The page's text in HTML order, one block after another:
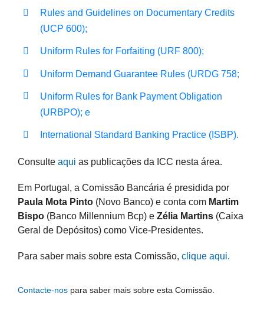
Rules and Guidelines on Documentary Credits
(UCP 600);
Uniform Rules for Forfaiting (URF 800);
Uniform Demand Guarantee Rules (URDG 758;
Uniform Rules for Bank Payment Obligation
(URBPO); e
International Standard Banking Practice (ISBP).
Consulte aqui as publicações da ICC nesta área.
Em Portugal, a Comissão Bancária é presidida por
Paula Mota Pinto (Novo Banco) e conta com Martim
Bispo (Banco Millennium Bcp) e Zélia Martins(Caixa
Geral de Depósitos) como Vice-Presidentes.
Para saber mais sobre esta Comissão, clique aqui.
Contacte-nospara saber mais sobre esta Comissão.